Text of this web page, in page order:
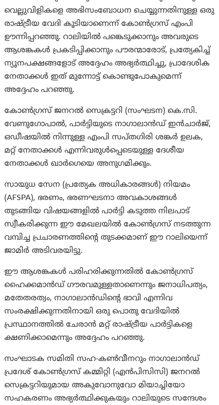
വെല്ലുവിളികളെ അഭിസംബോധന ചെയ്യുന്നതിനുള്ള ഒരു
രാഷ്ട്രീയ വേദി കൂടിയാണെന്ന് കോൺഗ്രസ് എംപി
ഊന്നിപ്പറഞ്ഞു. റാലിയിൽ പങ്കെടുക്കാനും അവരുടെ
ആശങ്കകൾ പ്രകടിപ്പിക്കാനും പൗരന്മാരോട്, പ്രത്യേകിച്ച്
ന്യൂനപക്ഷങ്ങളോട് അദ്ദേഹം അഭ്യർത്ഥിച്ചു, പ്രാദേശിക
നേതാക്കൾ ഇത് മുന്നോട്ട് കൊണ്ടുപോകുമെന്ന്
അദ്ദേഹം പറഞ്ഞു.
കോൺഗ്രസ് ജനറൽ സെക്രട്ടറി (സംഘടന) കെ.സി.
വേണുഗോപാൽ, പാർട്ടിയുടെ നാഗാലാൻഡ് ഇൻചാർജ്,
ഒഡീഷയിൽ നിന്നുള്ള എംപി സപ്തഗിരി ശങ്കർ ഉലക,
മറ്റ് നേതാക്കൾ എന്നിവരുൾപ്പെടെയുള്ള ദേശീയ
നേതാക്കൾ ഖാർഗെയെ അനുഗമിക്കും.
സായുധ സേന (പ്രത്യേക അധികാരങ്ങൾ) നിയമം
(AFSPA), ഭരണം, ഭരണഘടനാ അവകാശങ്ങൾ
തുടങ്ങിയ വിഷയങ്ങളിൽ പാർട്ടി കടുത്ത നിലപാട്
സ്വീകരിക്കുന്ന ഈ മേഖലയിൽ കോൺഗ്രസ് നടത്തുന്ന
വമ്പിച്ച പ്രചാരണത്തിന്റെ തുടക്കമാണ് ഈ റാലിയെന്ന്
ജാമിർ അടിവരയിട്ടു.
ഈ ആശങ്കകൾ പരിഹരിക്കുന്നതിൽ കോൺഗ്രസ്
ഹൈക്കമാൻഡ് ഗൗരവമുള്ളതാണെന്നും ജനാധിപത്യം,
മതേതരത്വം, നാഗാലാൻഡിന്റെ ഭാവി എന്നിവ
സംരക്ഷിക്കുന്നതിനായി ഒരു പൊതു വേദിയിൽ
പ്രസ്ഥാനത്തിൽ ചേരാൻ മറ്റ് രാഷ്ട്രീയ പാർട്ടികളെ
ക്ഷണിക്കാമെന്നും അദ്ദേഹം പറഞ്ഞു.
സംഘാടക സമിതി സഹ-കൺവീനറും നാഗാലാൻഡ്
പ്രദേശ് കോൺഗ്രസ് കമ്മിറ്റി (എൻ‌പി‌സി‌സി) ജനറൽ
സെക്രട്ടറിയുമായ അകുവോനുവോ മിയാച്ചിയോ
സഹകരണം അഭ്യർത്ഥിക്കുകയും റാലിയുടെ സന്ദേശം